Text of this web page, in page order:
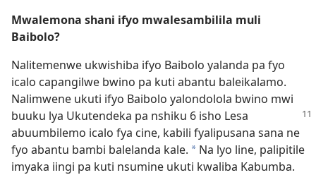
Mwalemona shani ifyo mwalesambilila muli
Baibolo?
Nalitemenwe ukwishiba ifyo Baibolo yalanda pa fyo
icalo capangilwe bwino pa kuti abantu baleikalamo.
Nalimwene ukuti ifyo Baibolo yalondolola bwino mwi
buuku lya Ukutendeka pa nshiku 6 isho Lesa
abuumbilemo icalo fya cine, kabili fyalipusana sana ne
fyo abantu bambi balelanda kale. * Na lyo line, palipitile
imyaka iingi pa kuti nsumine ukuti kwaliba Kabumba.